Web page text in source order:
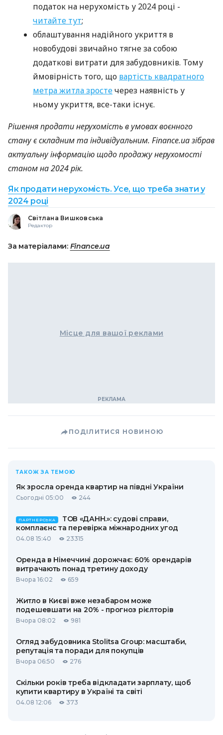
податок на нерухомість у 2024 році -
читайте тут;
облаштування надійного укриття в
новобудові звичайно тягне за собою
додаткові витрати для забудовників. Тому
ймовірність того, що вартість квадратного
метра житла зростечерез наявність у
ньому укриття, все-таки існує.
Рішення продати нерухомість в умовах воєнного
стану є складним та індивідуальним. Finance.ua зібрав
актуальну інформацію щодо продажу нерухомості
станом на 2024 рік.
Як продати нерухомість. Усе, що треба знати у
2024 році
Світлана Вишковська
Редактор
За матеріалами: Finance.ua
Місце для вашої реклами
ПОДІЛИТИСЯ НОВИНОЮ
ТАКОЖ ЗА ТЕМОЮ
Як зросла оренда квартир на півдні України
Сьогодні 05:00 244
ПАРТНЕРСЬКА
ТОВ «ДАНН.»: судові справи,
комплаєнс та перевірка міжнародних угод
04.08 15:40 23315
Оренда в Німеччині дорожчає: 60% орендарів
витрачають понад третину доходу
Вчора 16:02 659
Житло в Києві вже незабаром може
подешевшати на 20% - прогноз рієлторів
Вчора 08:02 981
Огляд забудовника Stolitsa Group: масштаби,
репутація та поради для покупців
Вчора 06:50 276
Скільки років треба відкладати зарплату, щоб
купити квартиру в Україні та світі
04.08 12:06 373